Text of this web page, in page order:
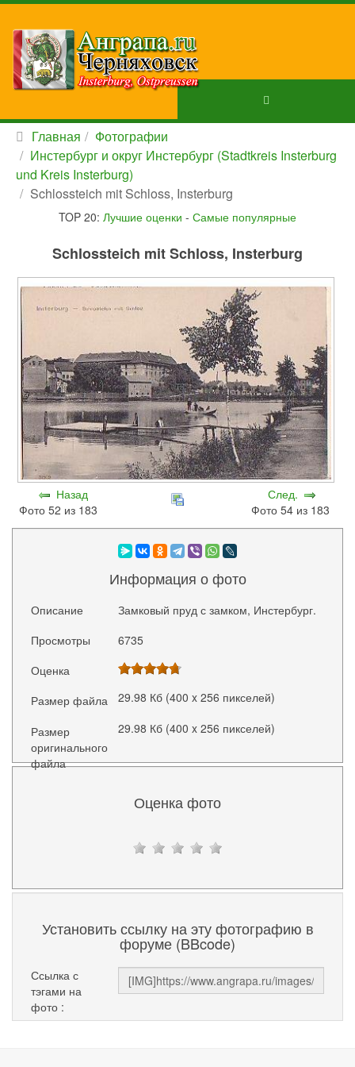
Главная
Фотографии
Инстербург и округ Инстербург (Stadtkreis Insterburg
und Kreis Insterburg)
Schlossteich mit Schloss, Insterburg
TOP 20: Лучшие оценки - Самые популярные
Schlossteich mit Schloss, Insterburg
Назад
Фото 52 из 183
След.
Фото 54 из 183
Информация о фото
Описание
Замковый пруд с замком, Инстербург.
Просмотры
6735
Оценка
Размер файла
29.98 Кб (400 x 256 пикселей)
Размер
оригинального
файла
29.98 Кб (400 x 256 пикселей)
Оценка фото
Установить ссылку на эту фотографию в
форуме (BBcode)
Ссылка с
тэгами на
фото :